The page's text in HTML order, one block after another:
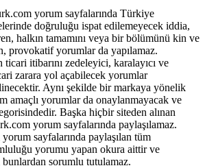
yorum sayfalarında Türkiye
doğruluğu ispat edilemeyecek iddia,
halkın tamamını veya bir bölümünü kin ve
provokatif yorumlar da yapılamaz.
itibarını zedeleyici, karalayıcı ve
zarara yol açabilecek yorumlar
Aynı şekilde bir markaya yönelik
amaçlı yorumlar da onaylanmayacak ve
Başka hiçbir siteden alınan
yorum sayfalarında paylaşılamaz.
sayfalarında paylaşılan tüm
yorumu yapan okura aittir ve
sorumlu tutulamaz.